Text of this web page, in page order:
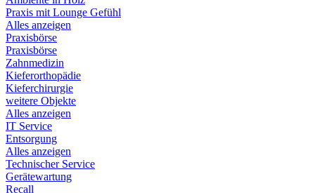
Praxis mit Lounge Gefühl
Alles anzeigen
Praxisbörse
Praxisbörse
Zahnmedizin
Kieferorthopädie
Kieferchirurgie
weitere Objekte
Alles anzeigen
IT Service
Entsorgung
Alles anzeigen
Technischer Service
Gerätewartung
Recall